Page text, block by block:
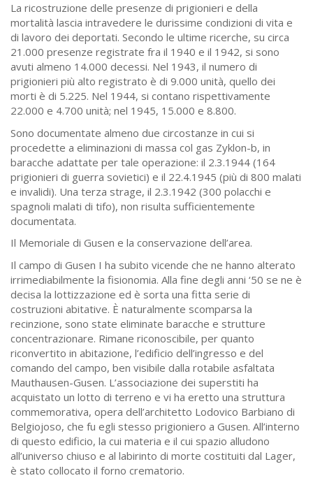
La ricostruzione delle presenze di prigionieri e della
mortalità lascia intravedere le durissime condizioni di vita e
di lavoro dei deportati. Secondo le ultime ricerche, su circa
21.000 presenze registrate fra il 1940 e il 1942, si sono
avuti almeno 14.000 decessi. Nel 1943, il numero di
prigionieri più alto registrato è di 9.000 unità, quello dei
morti è di 5.225. Nel 1944, si contano rispettivamente
22.000 e 4.700 unità; nel 1945, 15.000 e 8.800.
Sono documentate almeno due circostanze in cui si
procedette a eliminazioni di massa col gas Zyklon-b, in
baracche adattate per tale operazione: il 2.3.1944 (164
prigionieri di guerra sovietici) e il 22.4.1945 (più di 800 malati
e invalidi). Una terza strage, il 2.3.1942 (300 polacchi e
spagnoli malati di tifo), non risulta sufficientemente
documentata.
Il Memoriale di Gusen e la conservazione dell’area.
Il campo di Gusen I ha subito vicende che ne hanno alterato
irrimediabilmente la fisionomia. Alla fine degli anni ‘50 se ne è
decisa la lottizzazione ed è sorta una fitta serie di
costruzioni abitative. È naturalmente scomparsa la
recinzione, sono state eliminate baracche e strutture
concentrazionare. Rimane riconoscibile, per quanto
riconvertito in abitazione, l’edificio dell’ingresso e del
comando del campo, ben visibile dalla rotabile asfaltata
Mauthausen-Gusen. L’associazione dei superstiti ha
acquistato un lotto di terreno e vi ha eretto una struttura
commemorativa, opera dell’architetto Lodovico Barbiano di
Belgiojoso, che fu egli stesso prigioniero a Gusen. All’interno
di questo edificio, la cui materia e il cui spazio alludono
all’universo chiuso e al labirinto di morte costituiti dal Lager,
è stato collocato il forno crematorio.